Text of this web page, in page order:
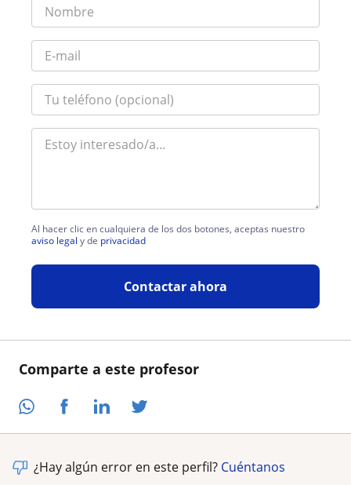
Comparte a este profesor
Al hacer clic en cualquiera de los dos botones, aceptas nuestro
aviso legal y de privacidad
Contactar ahora
¿Hay algún error en este perfil? Cuéntanos